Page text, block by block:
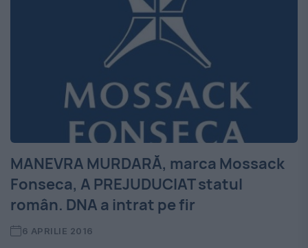
MANEVRA MURDARĂ, marca Mossack
Fonseca, A PREJUDUCIAT statul
român. DNA a intrat pe fir
6 APRILIE 2016